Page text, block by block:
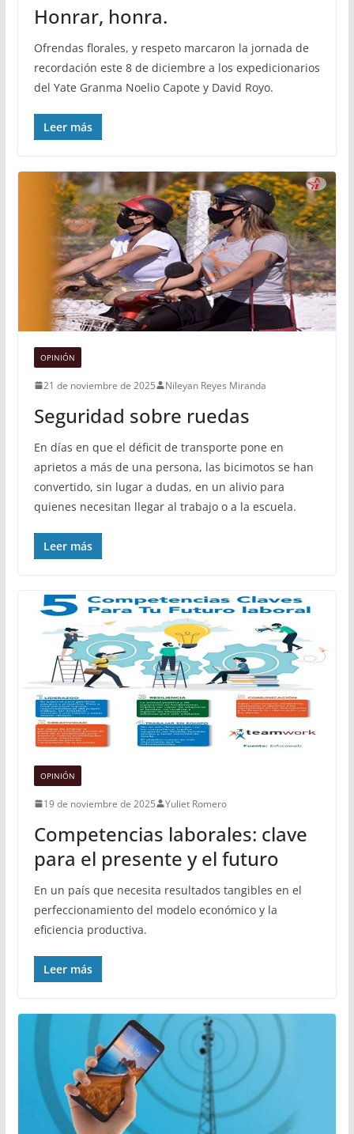
Honrar, honra.
Ofrendas florales, y respeto marcaron la jornada de
recordación este 8 de diciembre a los expedicionarios
del Yate Granma Noelio Capote y David Royo.
Leer más
OPINIÓN
21 de noviembre de 2025 Nileyan Reyes Miranda
Seguridad sobre ruedas
En días en que el déficit de transporte pone en
aprietos a más de una persona, las bicimotos se han
convertido, sin lugar a dudas, en un alivio para
quienes necesitan llegar al trabajo o a la escuela.
Leer más
OPINIÓN
19 de noviembre de 2025 Yuliet Romero
Competencias laborales: clave
para el presente y el futuro
En un país que necesita resultados tangibles en el
perfeccionamiento del modelo económico y la
eficiencia productiva.
Leer más